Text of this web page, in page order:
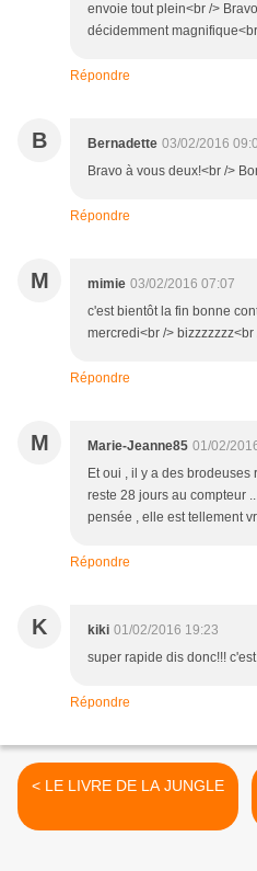
envoie tout plein<br />
décidemment
Répondre
B Bernadette 03/02/2016
Bravo à vous deux!<br />
Répondre
M mimie 03/02/2016 07:07
c'est bientôt la fin bonne
mercredi<br /> bizzzzzzz<br
Répondre
M Marie-Jeanne85 01/02/
Et oui , il y a des brodeuses
reste 28 jours au compteur
pensée , elle est tellement
Répondre
K kiki 01/02/2016 19:23
super rapide dis donc!!!
Répondre
< LE LIVRE DE LA JUNGLE